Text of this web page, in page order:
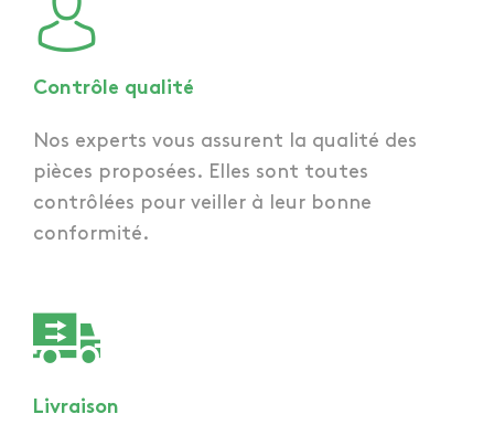
Contrôle qualité
Nos experts vous assurent la qualité des
pièces proposées. Elles sont toutes
contrôlées pour veiller à leur bonne
conformité.
Livraison